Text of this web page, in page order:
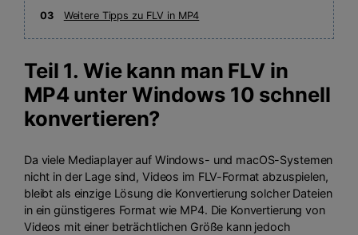
03 Weitere Tipps zu FLV in MP4
Teil 1. Wie kann man FLV in
MP4 unter Windows 10 schnell
konvertieren?
Da viele Mediaplayer auf Windows- und macOS-Systemen
nicht in der Lage sind, Videos im FLV-Format abzuspielen,
bleibt als einzige Lösung die Konvertierung solcher Dateien
in ein günstigeres Format wie MP4. Die Konvertierung von
Videos mit einer beträchtlichen Größe kann jedoch